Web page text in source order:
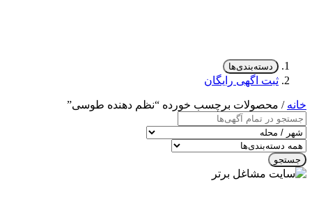
دسته‌بندی‌ها
ثبت اگهی رایگان
خانه / محصولات برچسب خورده “نظم دهنده طوسی”
جستجو